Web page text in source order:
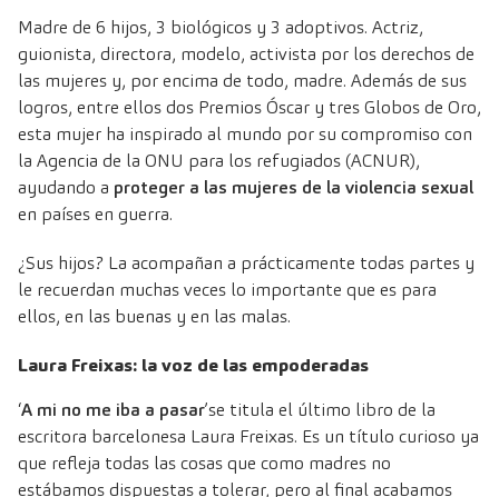
Madre de 6 hijos, 3 biológicos y 3 adoptivos. Actriz,
guionista, directora, modelo, activista por los derechos de
las mujeres y, por encima de todo, madre. Además de sus
logros, entre ellos dos Premios Óscar y tres Globos de Oro,
esta mujer ha inspirado al mundo por su compromiso con
la Agencia de la ONU para los refugiados (ACNUR),
ayudando a proteger a las mujeres de la violencia sexual
en países en guerra.
¿Sus hijos? La acompañan a prácticamente todas partes y
le recuerdan muchas veces lo importante que es para
ellos, en las buenas y en las malas.
Laura Freixas: la voz de las empoderadas
‘A mi no me iba a pasar’se titula el último libro de la
escritora barcelonesa Laura Freixas. Es un título curioso ya
que refleja todas las cosas que como madres no
estábamos dispuestas a tolerar, pero al final acabamos